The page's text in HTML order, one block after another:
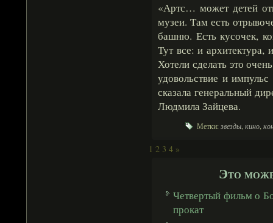
«Артс… может детей
музеи. Там есть
башню. Есть кусочек,
Тут все: и архитектура,
Хотели сделать это
удовольствие и
сказала генеральный
Людмила Зайцева.
Метки:звезды кино
1 2 3 4 »
Это
Четвертый фильм о
прокат